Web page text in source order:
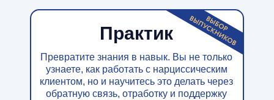
Превратите знания в навык. Вы не только
узнаете, как работать с нарциссическим
клиентом, но и научитесь это делать через
обратную связь, отработку и поддержку
Практик